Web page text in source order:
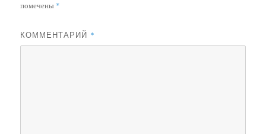
помечены *
КОММЕНТАРИЙ *